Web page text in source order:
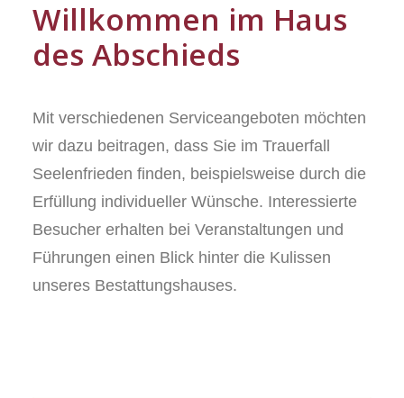
Willkommen im Haus
des Abschieds
Mit verschiedenen Serviceangeboten möchten
wir dazu beitragen, dass Sie im Trauerfall
Seelenfrieden finden, beispielsweise durch die
Erfüllung individueller Wünsche. Interessierte
Besucher erhalten bei Veranstaltungen und
Führungen einen Blick hinter die Kulissen
unseres Bestattungshauses.